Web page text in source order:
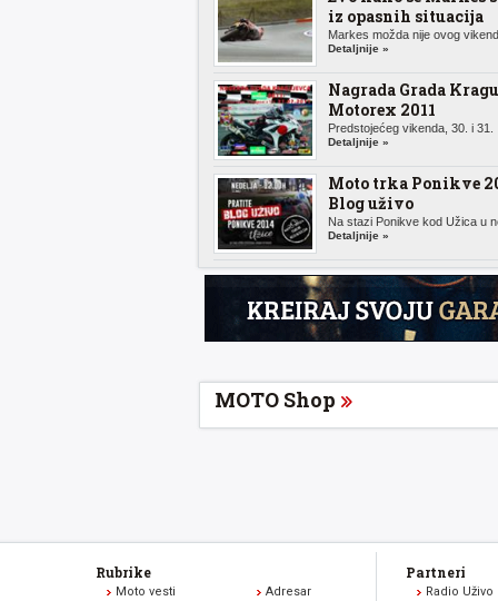
iz opasnih situacija
Markes možda nije ovog
Detaljnije »
Nagrada Grada
Motorex 2011
Predstojećeg vikenda, 30. i 31.
Detaljnije »
Moto trka Ponikve
Blog uživo
Na stazi Ponikve kod Užica u
Detaljnije »
MOTO Shop
Rubrike
Moto vesti
Adresar
Partneri
Radio Uživo